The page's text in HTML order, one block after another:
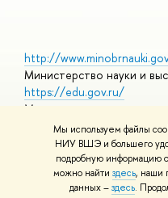
Мы используем файлы
НИУ ВШЭ и большего
подробную информацию
можно найти здесь, наши
данных –здесь.
http://
Министерство науки и
https://edu.gov.ru/
Министерство
https://elearning.hse.ru/
Массовые открытые
© НИУ ВШЭ 1993–2026